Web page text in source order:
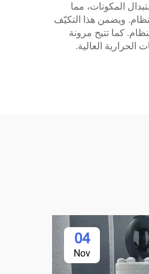
المكونات، مما
ويضمن هذا التكيّف
كما تتيح مرونة
العالية.
04
Nov